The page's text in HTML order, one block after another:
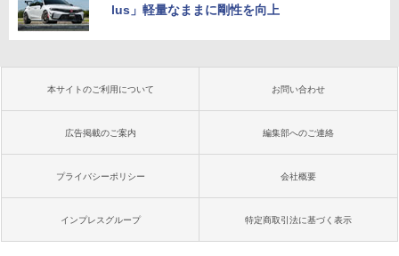
lus」軽量なままに剛性を向上
本サイトのご利用について お問い合わせ
広告掲載のご案内 編集部へのご連絡
プライバシーポリシー 会社概要
インプレスグループ 特定商取引法に基づく表示